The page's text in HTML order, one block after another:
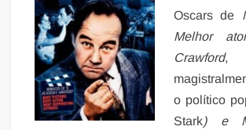
Oscars de
Melhor
Crawford,
o político
Stark) e